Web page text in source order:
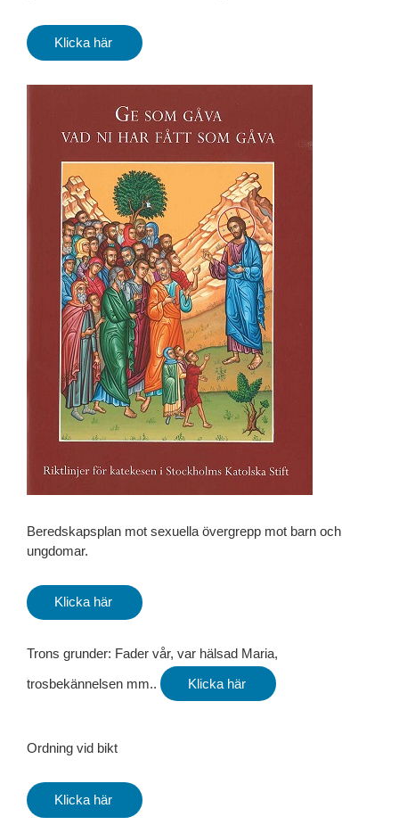
Klicka här
Beredskapsplan mot sexuella övergrepp mot barn och
ungdomar.
Klicka här
Trons grunder: Fader vår, var hälsad Maria,
trosbekännelsen mm..
Klicka här
Ordning vid bikt
Klicka här